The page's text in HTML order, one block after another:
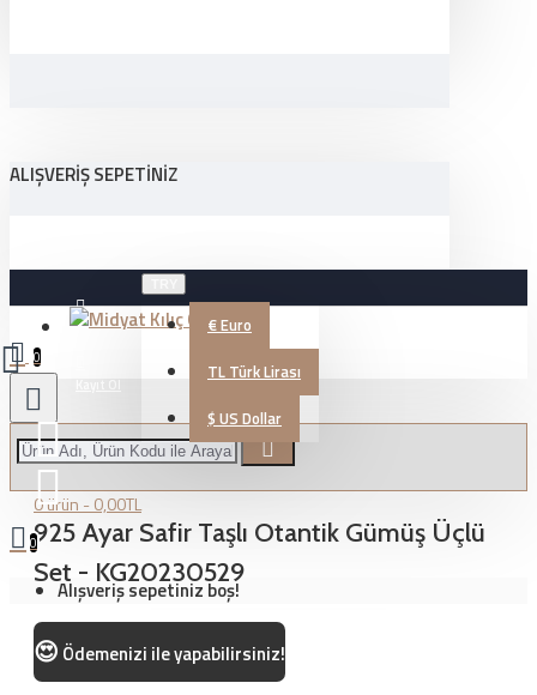
ALIŞVERIŞ SEPETINIZ
Üye Girişi €Euro
TL Türk Lirası
$ US Dollar
0
0 ürün - 0,00TL
0
Alışveriş sepetiniz boş!
925 Ayar Safir Taşlı Otantik Gümüş Üçlü
Set - KG20230529
😍 Ödemenizi ile yapabilirsiniz!